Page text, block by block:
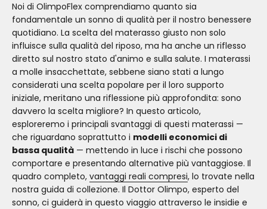
Noi di OlimpoFlex comprendiamo quanto sia
fondamentale un sonno di qualità per il nostro benessere
quotidiano. La scelta del materasso giusto non solo
influisce sulla qualità del riposo, ma ha anche un riflesso
diretto sul nostro stato d'animo e sulla salute. I materassi
a molle insacchettate, sebbene siano stati a lungo
considerati una scelta popolare per il loro supporto
iniziale, meritano una riflessione più approfondita: sono
davvero la scelta migliore? In questo articolo,
esploreremo i principali svantaggi di questi materassi —
che riguardano soprattutto i modelli economici di
bassa qualità — mettendo in luce i rischi che possono
comportare e presentando alternative più vantaggiose. Il
quadro completo, vantaggi reali compresi, lo trovate nella
nostra guida di collezione. Il Dottor Olimpo, esperto del
sonno, ci guiderà in questo viaggio attraverso le insidie e